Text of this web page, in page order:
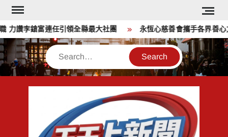
Skip
content
讚李鎗富連任引領全縣最大社團 永恆心慈善會攜手各界善心
Search